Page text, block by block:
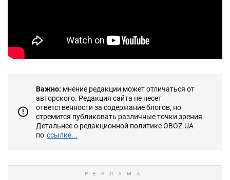
Важно: мнение редакции может отличаться от
авторского. Редакция сайта не несет
ответственности за содержание блогов, но
стремится публиковать различные точки зрения.
Детальнее о редакционной политике OBOZ.UA
по ссылке...